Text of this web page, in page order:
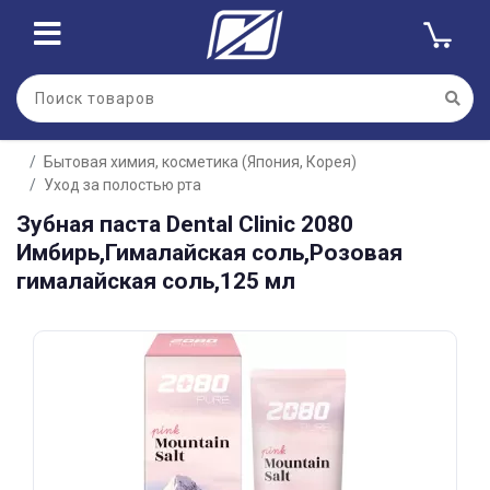
Бытовая химия, косметика (Япония, Корея)
Уход за полостью рта
Зубная паста Dental Clinic 2080
Имбирь,Гималайская соль,Розовая
гималайская соль,125 мл
Для клиентов всех банков
Разбейте
оплатуна части
без переплат
График платежей